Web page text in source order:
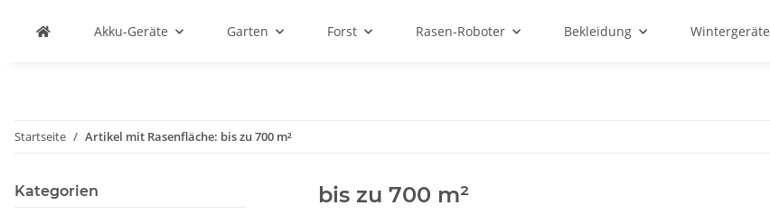
Akku-Geräte Garten Forst Rasen-Roboter Bekleidung Wintergeräte
Startseite Artikel mit Rasenfläche: bis zu 700 m²
bis zu 700 m²
Kategorien